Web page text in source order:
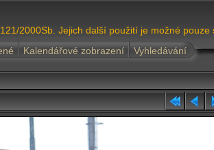
2000Sb. Jejich další použití je možné pouze
Kalendářové zobrazení Vyhledávání